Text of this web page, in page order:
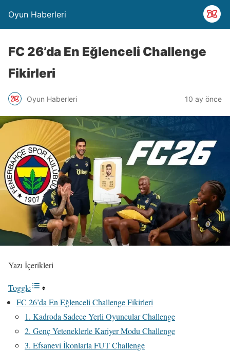
Oyun Haberleri
FC 26’da En Eğlenceli Challenge
Fikirleri
Oyun Haberleri 10 ay önce
Yazı İçerikleri
Toggle
FC 26’da En Eğlenceli Challenge Fikirleri
1. Kadroda Sadece Yerli Oyuncular Challenge
2. Genç Yeteneklerle Kariyer Modu Challenge
3. Efsanevi İkonlarla FUT Challenge